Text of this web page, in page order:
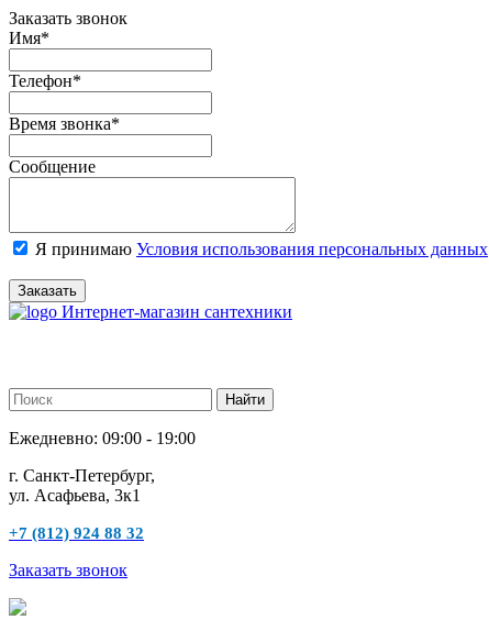
Заказать звонок
Имя*
Телефон*
Время звонка*
Сообщение
Я принимаю Условия использования персональных данных
Заказать
Интернет-магазин сантехники
Ежедневно: 09:00 - 19:00
г. Санкт-Петербург,
ул. Асафьева, 3к1
+7 (812) 924 88 32
Заказать звонок